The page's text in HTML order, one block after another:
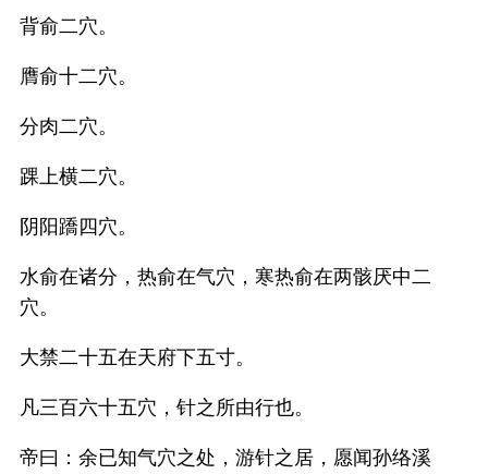
背俞二穴。
膺俞十二穴。
分肉二穴。
踝上横二穴。
阴阳蹻四穴。
水俞在诸分，热俞在气穴，寒热俞在两骸厌中二
穴。
大禁二十五在天府下五寸。
凡三百六十五穴，针之所由行也。
帝曰：余已知气穴之处，游针之居，愿闻孙络溪